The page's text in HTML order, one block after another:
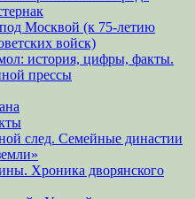
Москвой (к 75-летию
войск)
история, цифры, факты.
прессы
след. Семейные династии
Хроника дворянского